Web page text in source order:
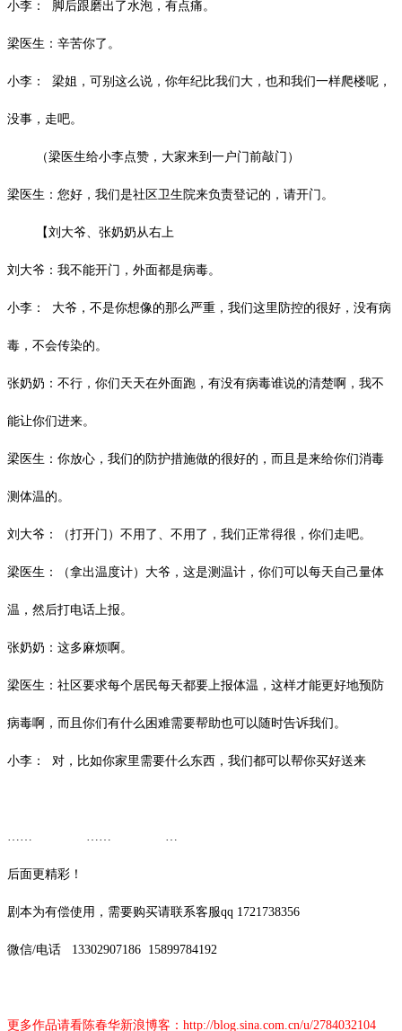
小李： 脚后跟磨出了水泡，有点痛。
梁医生：辛苦你了。
小李： 梁姐，可别这么说，你年纪比我们大，也和我们一样爬楼呢，
没事，走吧。
（梁医生给小李点赞，大家来到一户门前敲门）
梁医生：您好，我们是社区卫生院来负责登记的，请开门。
【刘大爷、张奶奶从右上
刘大爷：我不能开门，外面都是病毒。
小李： 大爷，不是你想像的那么严重，我们这里防控的很好，没有病
毒，不会传染的。
张奶奶：不行，你们天天在外面跑，有没有病毒谁说的清楚啊，我不
能让你们进来。
梁医生：你放心，我们的防护措施做的很好的，而且是来给你们消毒
测体温的。
刘大爷：（打开门）不用了、不用了，我们正常得很，你们走吧。
梁医生：（拿出温度计）大爷，这是测温计，你们可以每天自己量体
温，然后打电话上报。
张奶奶：这多麻烦啊。
梁医生：社区要求每个居民每天都要上报体温，这样才能更好地预防
病毒啊，而且你们有什么困难需要帮助也可以随时告诉我们。
小李： 对，比如你家里需要什么东西，我们都可以帮你买好送来
后面更精彩！
剧本为有偿使用，需要购买请联系客服qq 1721738356
微信/电话 13302907186 15899784192
更多作品请看陈春华新浪博客： http://blog.sina.com.cn/u/2784032104